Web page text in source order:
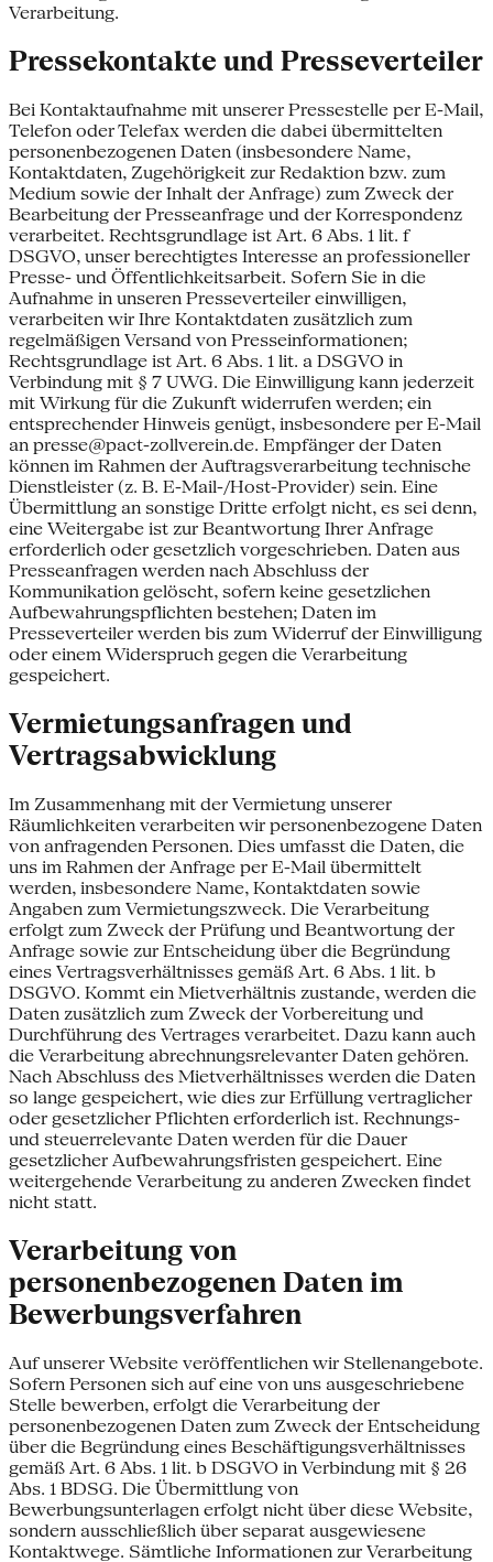
Verarbeitung.
Pressekontakte und Presseverteiler
Bei Kontaktaufnahme mit unserer Pressestelle per E-Mail,
Telefon oder Telefax werden die dabei übermittelten
personenbezogenen Daten (insbesondere Name,
Kontaktdaten, Zugehörigkeit zur Redaktion bzw. zum
Medium sowie der Inhalt der Anfrage) zum Zweck der
Bearbeitung der Presseanfrage und der Korrespondenz
verarbeitet. Rechtsgrundlage ist Art. 6 Abs. 1 lit. f
DSGVO, unser berechtigtes Interesse an professioneller
Presse- und Öffentlichkeitsarbeit. Sofern Sie in die
Aufnahme in unseren Presseverteiler einwilligen,
verarbeiten wir Ihre Kontaktdaten zusätzlich zum
regelmäßigen Versand von Presseinformationen;
Rechtsgrundlage ist Art. 6 Abs. 1 lit. a DSGVO in
Verbindung mit § 7 UWG. Die Einwilligung kann jederzeit
mit Wirkung für die Zukunft widerrufen werden; ein
entsprechender Hinweis genügt, insbesondere per E-Mail
an presse@pact-zollverein.de. Empfänger der Daten
können im Rahmen der Auftragsverarbeitung technische
Dienstleister (z. B. E-Mail-/Host-Provider) sein. Eine
Übermittlung an sonstige Dritte erfolgt nicht, es sei denn,
eine Weitergabe ist zur Beantwortung Ihrer Anfrage
erforderlich oder gesetzlich vorgeschrieben. Daten aus
Presseanfragen werden nach Abschluss der
Kommunikation gelöscht, sofern keine gesetzlichen
Aufbewahrungspflichten bestehen; Daten im
Presseverteiler werden bis zum Widerruf der Einwilligung
oder einem Widerspruch gegen die Verarbeitung
gespeichert.
Vermietungsanfragen und
Vertragsabwicklung
Im Zusammenhang mit der Vermietung unserer
Räumlichkeiten verarbeiten wir personenbezogene Daten
von anfragenden Personen. Dies umfasst die Daten, die
uns im Rahmen der Anfrage per E-Mail übermittelt
werden, insbesondere Name, Kontaktdaten sowie
Angaben zum Vermietungszweck. Die Verarbeitung
erfolgt zum Zweck der Prüfung und Beantwortung der
Anfrage sowie zur Entscheidung über die Begründung
eines Vertragsverhältnisses gemäß Art. 6 Abs. 1 lit. b
DSGVO. Kommt ein Mietverhältnis zustande, werden die
Daten zusätzlich zum Zweck der Vorbereitung und
Durchführung des Vertrages verarbeitet. Dazu kann auch
die Verarbeitung abrechnungsrelevanter Daten gehören.
Nach Abschluss des Mietverhältnisses werden die Daten
so lange gespeichert, wie dies zur Erfüllung vertraglicher
oder gesetzlicher Pflichten erforderlich ist. Rechnungs-
und steuerrelevante Daten werden für die Dauer
gesetzlicher Aufbewahrungsfristen gespeichert. Eine
weitergehende Verarbeitung zu anderen Zwecken findet
nicht statt.
Verarbeitung von
personenbezogenen Daten im
Bewerbungsverfahren
Auf unserer Website veröffentlichen wir Stellenangebote.
Sofern Personen sich auf eine von uns ausgeschriebene
Stelle bewerben, erfolgt die Verarbeitung der
personenbezogenen Daten zum Zweck der Entscheidung
über die Begründung eines Beschäftigungsverhältnisses
gemäß Art. 6 Abs. 1 lit. b DSGVO in Verbindung mit § 26
Abs. 1 BDSG. Die Übermittlung von
Bewerbungsunterlagen erfolgt nicht über diese Website,
sondern ausschließlich über separat ausgewiesene
Kontaktwege. Sämtliche Informationen zur Verarbeitung